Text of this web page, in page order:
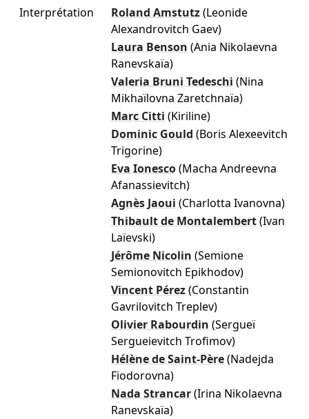
Interprétation
Roland Amstutz (Leonide
Alexandrovitch Gaev)
Laura Benson (Ania Nikolaevna
Ranevskaïa)
Valeria Bruni Tedeschi (Nina
Mikhaïlovna Zaretchnaïa)
Marc Citti (Kiriline)
Dominic Gould (Boris Alexeevitch
Trigorine)
Eva Ionesco (Macha Andreevna
Afanassievitch)
Agnès Jaoui (Charlotta Ivanovna)
Thibault de Montalembert (Ivan
Laïevski)
Jérôme Nicolin (Semione
Semionovitch Epikhodov)
Vincent Pérez (Constantin
Gavrilovitch Treplev)
Olivier Rabourdin (Sergueï
Sergueievitch Trofimov)
Hélène de Saint-Père (Nadejda
Fiodorovna)
Nada Strancar (Irina Nikolaevna
Ranevskaïa)